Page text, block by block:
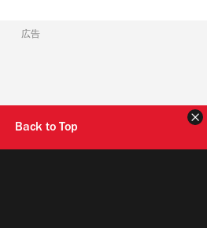
広告
Back to Top